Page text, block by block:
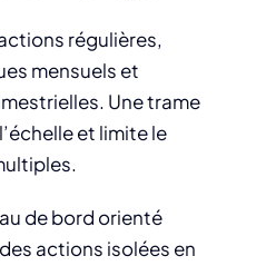
régulières,
mensuels et
Une trame
et limite le
de bord orienté
actions isolées en